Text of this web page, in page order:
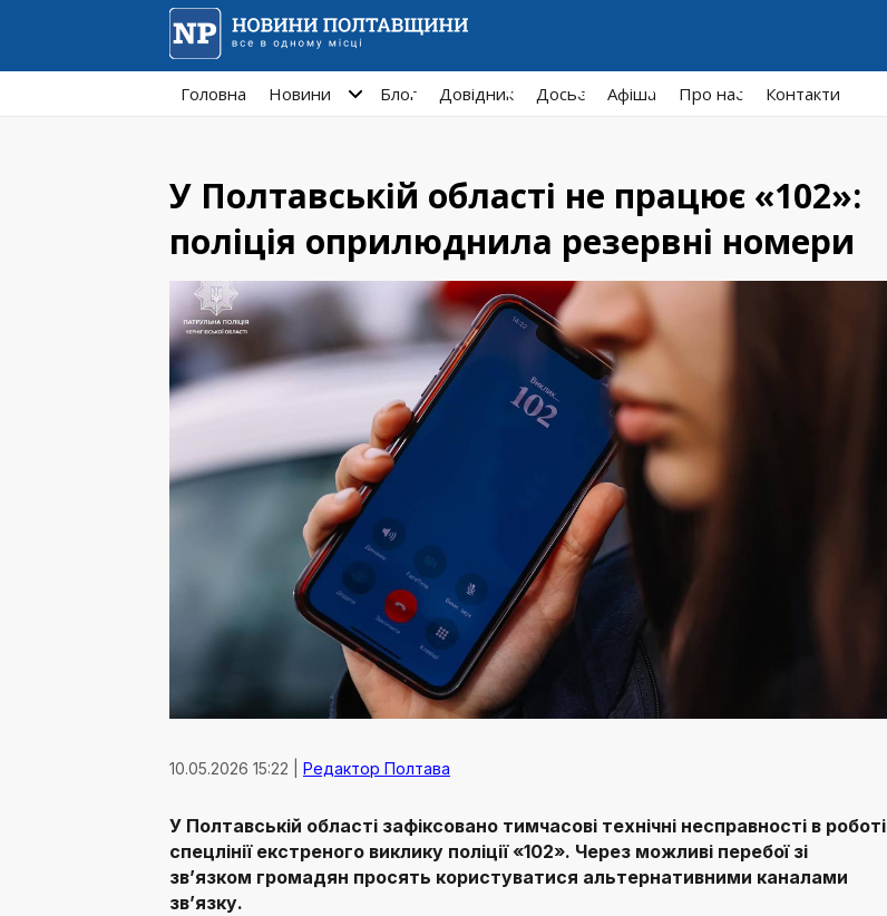
Головна Новини Блог Довідник Досьє Афiша Про нас Контакти
У Полтавській області не працює «102»:
поліція оприлюднила резервні номери
10.05.2026 15:22 | Редактор Полтава
У Полтавській області зафіксовано тимчасові технічні несправності в роботі
спецлінії екстреного виклику поліції «102». Через можливі перебої зі
зв’язком громадян просять користуватися альтернативними каналами
зв’язку.